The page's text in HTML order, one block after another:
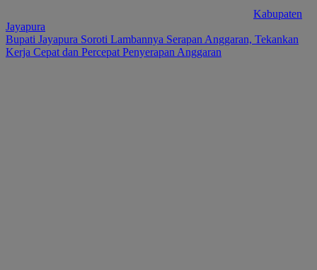
Kabupaten
Jayapura
Bupati Jayapura Soroti Lambannya Serapan Anggaran, Tekankan
Kerja Cepat dan Percepat Penyerapan Anggaran